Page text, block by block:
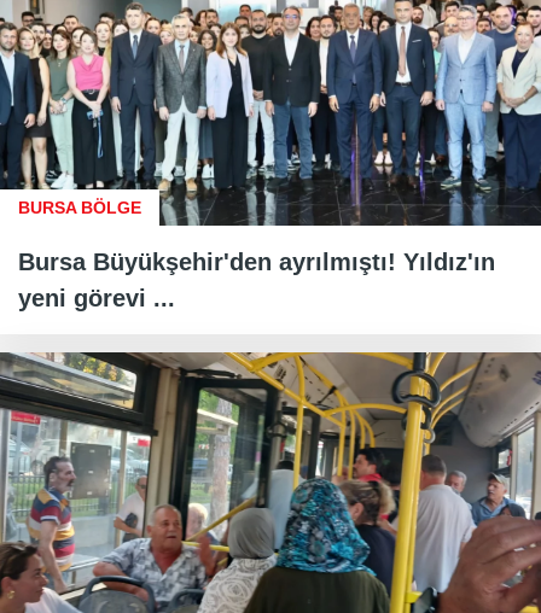
BURSA BÖLGE
Bursa Büyükşehir'den ayrılmıştı! Yıldız'ın
yeni görevi ...